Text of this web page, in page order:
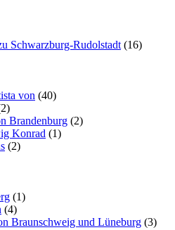
Schwarzburg-Rudolstadt (16)
von (40)
Brandenburg (2)
Konrad (1)
(2)
(1)
(4)
Braunschweig und Lüneburg (3)